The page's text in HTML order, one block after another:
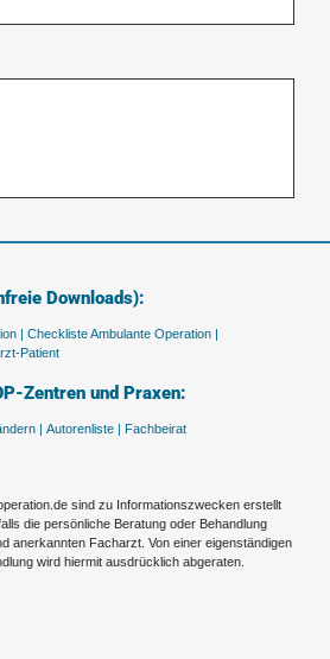
Downloads):
| Checkliste Ambulante Operation |
Patient
Zentren und Praxen:
| Autorenliste | Fachbeirat
sind zu Informationszwecken erstellt
die persönliche Beratung oder Behandlung
anerkannten Facharzt. Von einer eigenständigen
wird hiermit ausdrücklich abgeraten.